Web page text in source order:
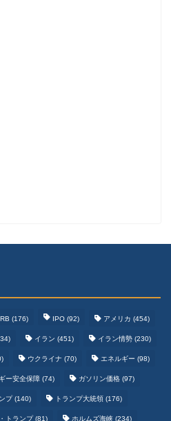
(176) IPO (92) アメリカ (454)
イラン (451) イラン情勢 (230)
ウクライナ (70) エネルギー (98)
ー安全保障 (74) ガソリン価格 (97)
プ (140) トランプ大統領 (176)
トランプ (81) ホルムズ海峡 (234)